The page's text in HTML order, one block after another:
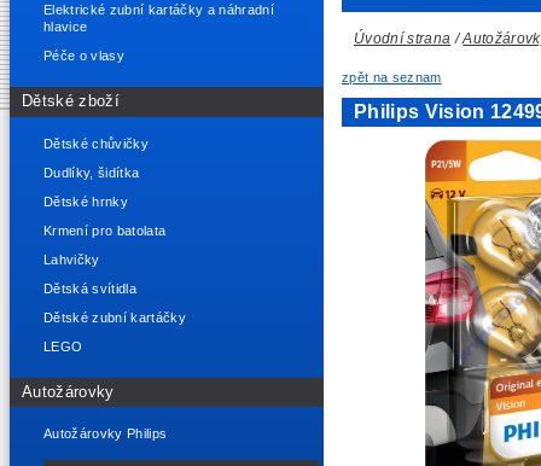
Elektrické zubní kartáčky a náhradní
hlavice
Péče o vlasy
Dětské zboží
Dětské chůvičky
Dudlíky, šidítka
Dětské hrnky
Krmení pro batolata
Lahvičky
Dětská svítidla
Dětské zubní kartáčky
LEGO
Autožárovky
Autožárovky Philips
Úvodní strana /
zpět na seznam
Philips Vision